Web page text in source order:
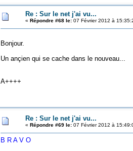
Re : Sur le net j'ai vu...
« Répondre #68 le:07 Février 2012 à
Bonjour.
Un ançien qui se cache dans le nouveau...
A++++
Re : Sur le net j'ai vu...
« Répondre #69 le:07 Février 2012 à
B R A V O